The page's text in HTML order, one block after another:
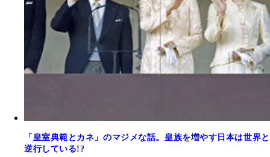
「皇室典範とカネ」のマジメな話。皇族を増やす日本は世界と
逆行している!?